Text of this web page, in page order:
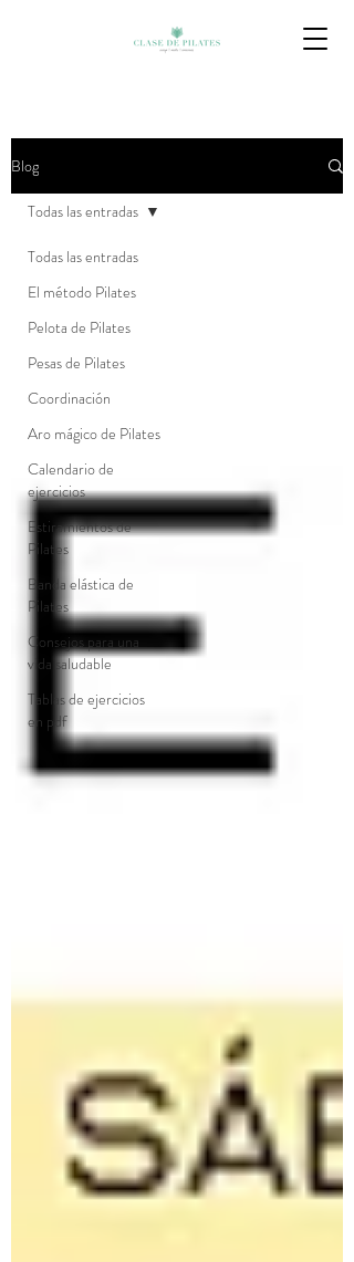
Blog
Todas las entradas
El método Pilates
Pelota de Pilates
Pesas de Pilates
Coordinación
Aro mágico de Pilates
Calendario de
ejercicios
Estiramientos de
Pilates
Banda elástica de
Pilates
Consejos para una
vida saludable
Tablas de ejercicios
en pdf
Todas las entradas